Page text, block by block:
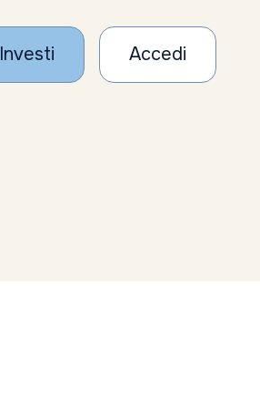
Investi Accedi